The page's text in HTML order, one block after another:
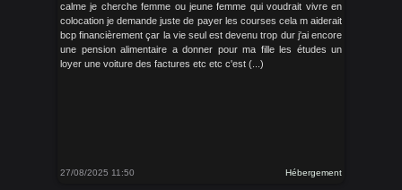
calme je cherche femme ou jeune femme qui voudrait vivre en
colocation je demande juste de payer les courses cela m aiderait
bcp financièrement çar la vie seul est devenu trop dur j'ai encore
une pension alimentaire a donner pour ma fille les études un
loyer une voiture des factures etc etc c'est (...)
27/08/2025 11:50 Hébergement